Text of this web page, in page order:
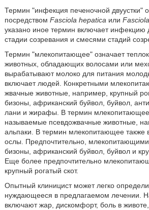
Термин "инфекция печеночной двуустки"
посредством Fasciola hepatica или
указано иное термин включает инфекцию
стадии созревания и смесями стадий
Термин "млекопитающее" означает
животных, обладающих волосами или
вырабатывают молоко для питания
включает людей. Конкретными
жвачные животные, например, крупный
бизоны, африканский буйвол, буйвол,
лани и жирафы. В термин млекопитающее
называемые псевдожвачные животные,
альпаки. В термин млекопитающее также
ослы. Предпочтительно, млекопитающими
бизоны, африканский буйвол, буйвол и
Еще более предпочтительно
крупный рогатый скот.
Опытный клиницист может легко
нуждающееся в предлагаемом лечении.
включают жар, дискомфорт, боль в